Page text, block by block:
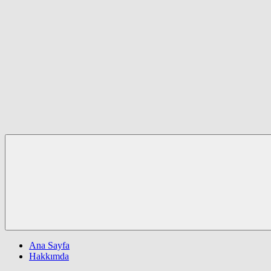
Ana Sayfa
Hakkımda